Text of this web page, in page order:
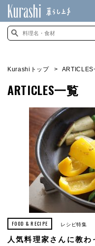
Kurashiトップ ARTICLES
ARTICLES一覧
FOOD & RECIPE レシピ特集
人気料理家さんに教